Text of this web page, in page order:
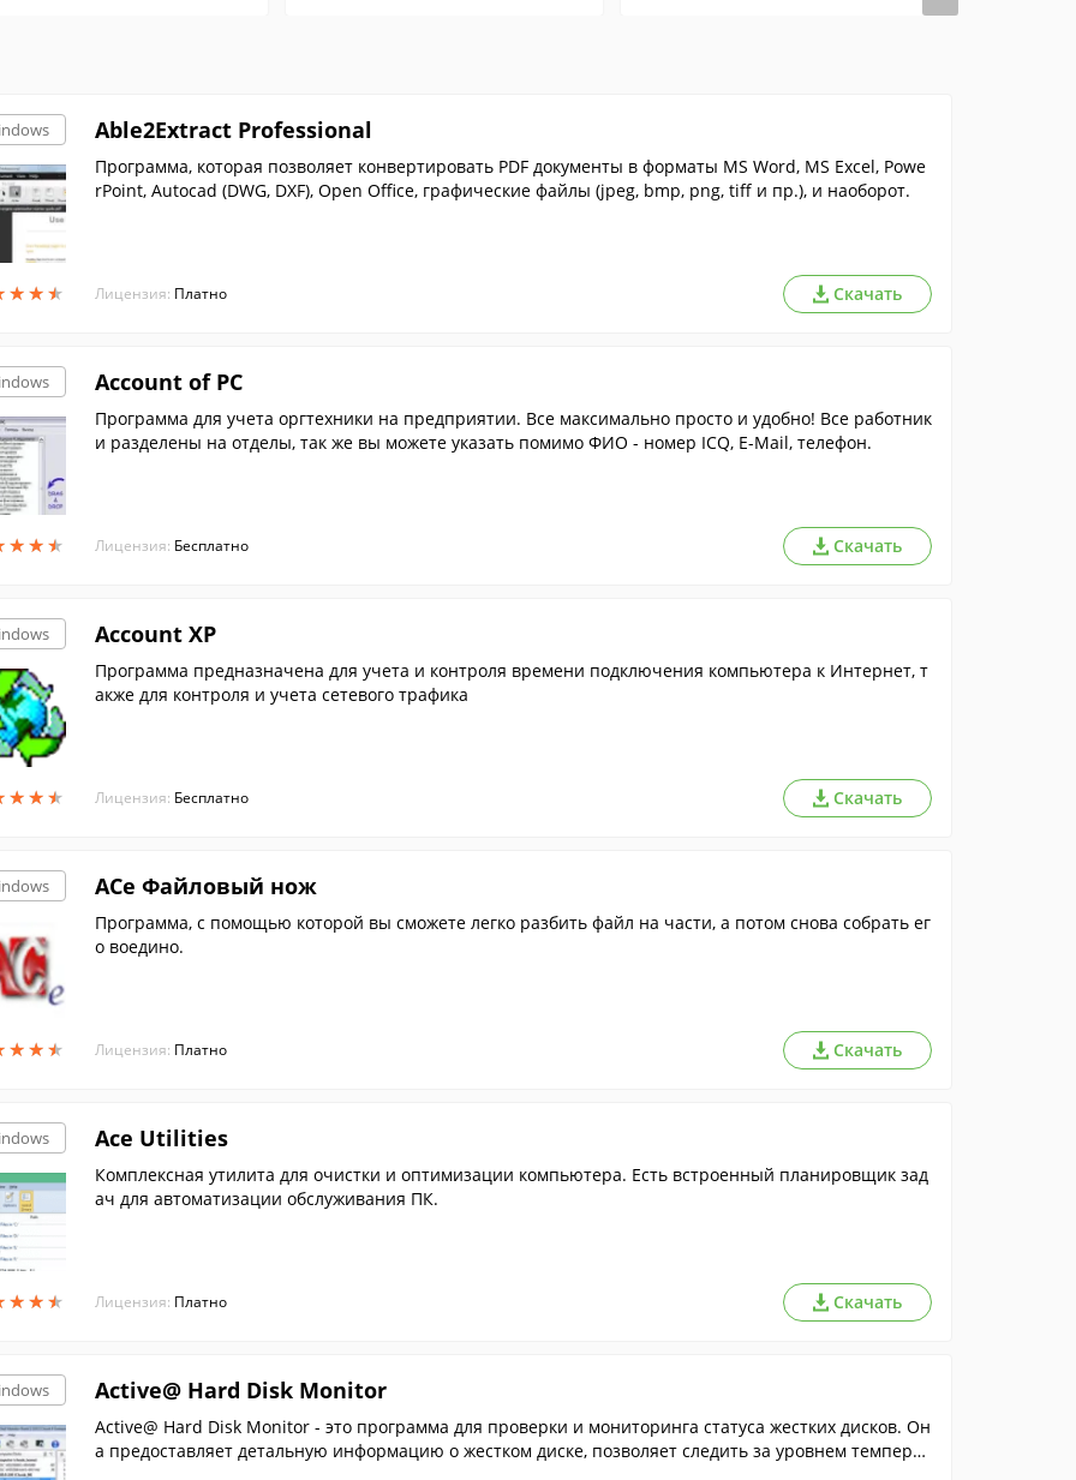
★★★
★★★
Able2Extract Professional
Программа, которая позволяет конвертировать PDF документы в форматы MS Word, MS Excel, Powe
rPoint, Autocad (DWG, DXF), Open Office, графические файлы (jpeg, bmp, png, tiff и пр.), и наоборот.
Лицензия: Платно Скачать
★★★
★★★
Account of PC
Программа для учета оргтехники на предприятии. Все максимально просто и удобно! Все работник
и разделены на отделы, так же вы можете указать помимо ФИО - номер ICQ, E-Mail, телефон.
Лицензия: Бесплатно Скачать
★★★
★★★
Account XP
Программа прeдназначена для учета и контроля времени подключения компьютера к Интернет, т
акже для контроля и учета сетевого трафика
Лицензия: Бесплатно Скачать
★★★
★★★
ACe Файловый нож
Программа, с помощью которой вы сможете легко разбить файл на части, а потом снова собрать ег
о воедино.
Лицензия: Платно Скачать
★★★
★★★
Ace Utilities
Комплексная утилита для очистки и оптимизации компьютера. Есть встроенный планировщик зад
ач для автоматизации обслуживания ПК.
Лицензия: Платно Скачать
Active@ Hard Disk Monitor
Active@ Hard Disk Monitor - это программа для проверки и мониторинга статуса жестких дисков. Он
а предоставляет детальную информацию о жестком диске, позволяет следить за уровнем температ